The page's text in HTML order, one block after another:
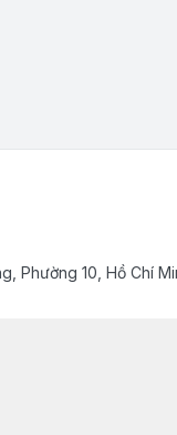
Phường 10, Hồ Chí